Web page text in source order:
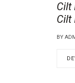
Cilt
Cilt
BY